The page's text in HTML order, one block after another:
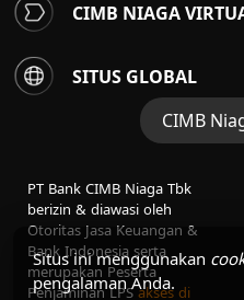
Situs ini menggunakan
pengalaman Anda.
CIMB NIAGA
SITUS GLOBAL
CIMB
Perbankan
Perbankan
PT Bank CIMB Niaga Tbk
berizin & diawasi oleh
Otoritas Jasa Keuangan &
Bank Indonesia serta
merupakan Peserta
Penjaminan LPSakses di